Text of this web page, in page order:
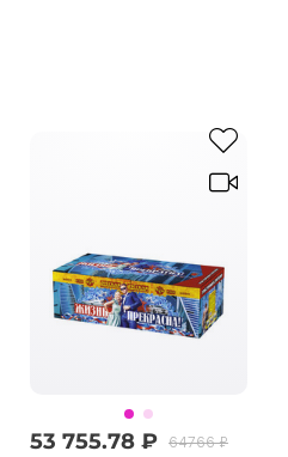
53 755.78 ₽ 64766 ₽